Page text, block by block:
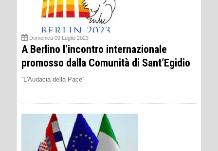
Domenica 09 Luglio 2023
A Berlino l’incontro internazionale
promosso dalla Comunità di Sant’Egidio
''L'Audacia della Pace''